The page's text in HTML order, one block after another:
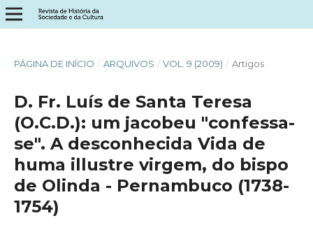
PÁGINA DE INÍCIO / ARQUIVOS / VOL. 9 (2009) / Artigos
D. Fr. Luís de Santa Teresa
(O.C.D.): um jacobeu "confessa-
se". A desconhecida Vida de
huma illustre virgem, do bispo
de Olinda - Pernambuco (1738-
1754)